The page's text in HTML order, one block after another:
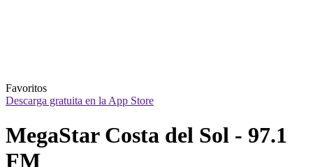
Favoritos
Descarga gratuita en la App Store
MegaStar Costa del Sol - 97.1